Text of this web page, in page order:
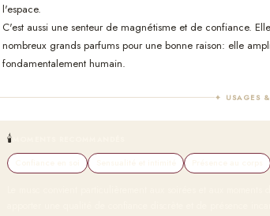
l'espace.
C'est aussi une senteur de magnétisme et de confiance.
nombreux grands parfums pour une bonne raison: elle
fondamentalement humain.
✦ USAGES
🕯️